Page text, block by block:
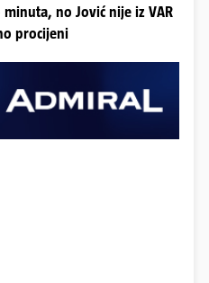
no Jović nije iz VAR
procijeni